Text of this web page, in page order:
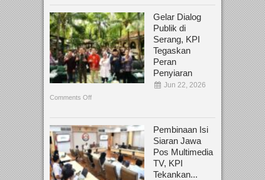
Gelar Dialog
Publik di
Serang, KPI
Tegaskan
Peran
Penyiaran
Jun 22, 2026
Comments Off
Pembinaan Isi
Siaran Jawa
Pos Multimedia
TV, KPI
Tekankan...